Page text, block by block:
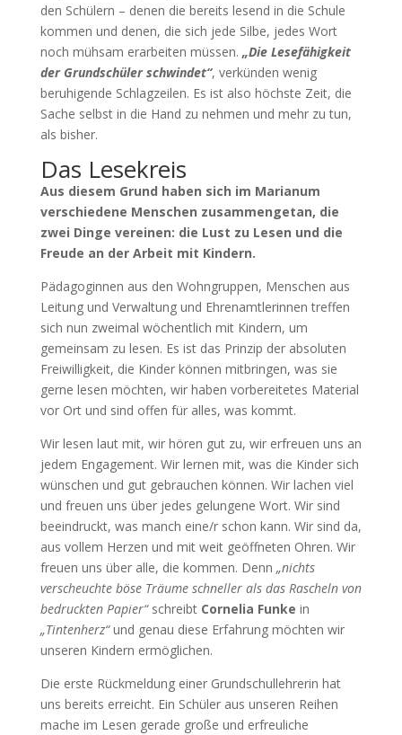
den Schülern – denen die bereits lesend in die Schule
kommen und denen, die sich jede Silbe, jedes Wort
noch mühsam erarbeiten müssen. „Die Lesefähigkeit
der Grundschüler schwindet“, verkünden wenig
beruhigende Schlagzeilen. Es ist also höchste Zeit, die
Sache selbst in die Hand zu nehmen und mehr zu tun,
als bisher.
Das Lesekreis
Aus diesem Grund haben sich im Marianum
verschiedene Menschen zusammengetan, die
zwei Dinge vereinen: die Lust zu Lesen und die
Freude an der Arbeit mit Kindern.
Pädagoginnen aus den Wohngruppen, Menschen aus
Leitung und Verwaltung und Ehrenamtlerinnen treffen
sich nun zweimal wöchentlich mit Kindern, um
gemeinsam zu lesen. Es ist das Prinzip der absoluten
Freiwilligkeit, die Kinder können mitbringen, was sie
gerne lesen möchten, wir haben vorbereitetes Material
vor Ort und sind offen für alles, was kommt.
Wir lesen laut mit, wir hören gut zu, wir erfreuen uns an
jedem Engagement. Wir lernen mit, was die Kinder sich
wünschen und gut gebrauchen können. Wir lachen viel
und freuen uns über jedes gelungene Wort. Wir sind
beeindruckt, was manch eine/r schon kann. Wir sind da,
aus vollem Herzen und mit weit geöffneten Ohren. Wir
freuen uns über alle, die kommen. Denn „nichts
verscheuchte böse Träume schneller als das Rascheln von
bedruckten Papier“ schreibt Cornelia Funke in
„Tintenherz“und genau diese Erfahrung möchten wir
unseren Kindern ermöglichen.
Die erste Rückmeldung einer Grundschullehrerin hat
uns bereits erreicht. Ein Schüler aus unseren Reihen
mache im Lesen gerade große und erfreuliche